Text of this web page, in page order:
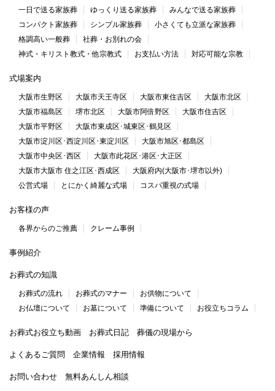
一日で送る家族葬 ゆっくり送る家族葬
みんなで送る家族葬
コンパクト家族葬
シンプル家族葬
小さくても立派な家族葬
格調高い一般葬
社葬・お別れの会
神式・キリスト教式・他宗教式
お支払い方法 対応可能な宗教
式場案内
大阪市生野区 大阪市天王寺区 大阪市東住吉区
大阪市北区
大阪市福島区
堺市北区 大阪市阿倍野区
大阪市住吉区
大阪市平野区
大阪市東成区･城東区･鶴見区
大阪市淀川区･西淀川区･東淀川区
大阪市旭区･都島区
大阪市中央区･西区
大阪市此花区･港区･大正区
大阪市大阪市 住之江区･西成区
大阪府内(大阪市･堺市以外)
公営式場
とにかく綺麗な式場 コスパ重視の式場
お客様の声
各界からのご推薦 クレーム事例
事例紹介
お葬式の知識
お葬式の流れ お葬式のマナー
お供物について
お仏壇について
お墓について 準備について お役立ちコラム
お葬式お役立ち動画 お葬式日記 葬儀の現場から
よくあるご質問 企業情報 採用情報
お問い合わせ 無料あんしん相談